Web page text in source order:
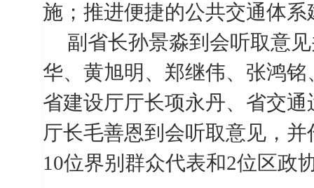
施；推进便捷的公共交通体
副省长孙景淼到会听取意
华、黄旭明、郑继伟、张鸿
省建设厅厅长项永丹、省交
厅长毛善恩到会听取意见，
10位界别群众代表和2位区政